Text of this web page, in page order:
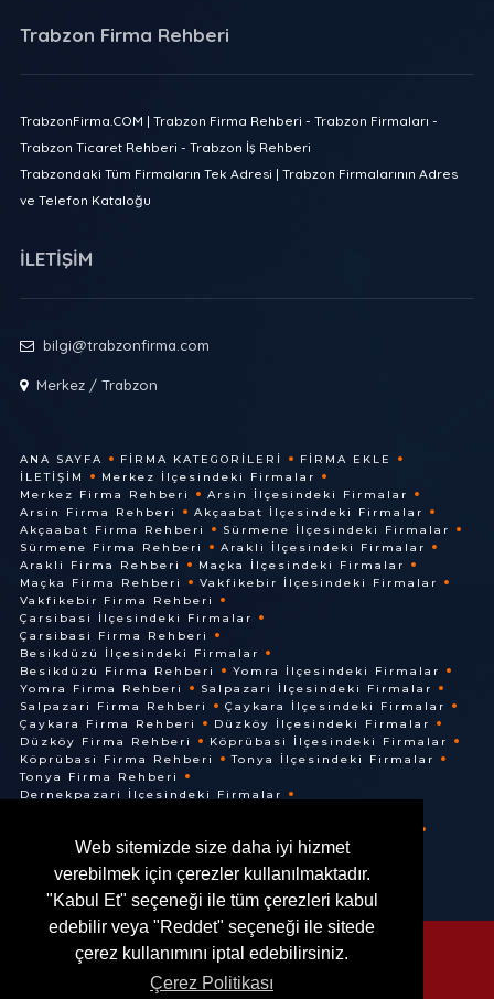
Web sitemizde size daha iyi hizmet
verebilmek için çerezler kullanılmaktadır.
"Kabul Et" seçeneği ile tüm çerezleri kabul
edebilir veya "Reddet" seçeneği ile sitede
çerez kullanımını iptal edebilirsiniz.
Çerez Politikası
Trabzon Firma Rehberi
TrabzonFirma.COM | Trabzon Firma Rehberi - Trabzon Firmaları -
Trabzon Ticaret Rehberi - Trabzon İş Rehberi
Trabzondaki Tüm Firmaların Tek Adresi | Trabzon Firmalarının Adres
ve Telefon Kataloğu
İLETİŞİM
bilgi@trabzonfirma.com
Merkez / Trabzon
ANA SAYFA FIRMA KATEGORILERI
FIRMA EKLE
İLETIŞIM
Merkez İlçesindeki Firmalar
Merkez Firma Rehberi
Arsin İlçesindeki Firmalar
Arsin Firma Rehberi
Akçaabat İlçesindeki Firmalar
Akçaabat Firma Rehberi
Sürmene İlçesindeki Firmalar
Sürmene Firma Rehberi
Arakli İlçesindeki Firmalar
Arakli Firma Rehberi
Maçka İlçesindeki Firmalar
Maçka Firma Rehberi
Vakfikebir İlçesindeki Firmalar
Vakfikebir Firma Rehberi
Çarsibasi İlçesindeki Firmalar
Çarsibasi Firma Rehberi
Besikdüzü İlçesindeki Firmalar
Besikdüzü Firma Rehberi
Yomra İlçesindeki Firmalar
Yomra Firma Rehberi
Salpazari İlçesindeki Firmalar
Salpazari Firma Rehberi
Çaykara İlçesindeki Firmalar
Çaykara Firma Rehberi
Düzköy İlçesindeki Firmalar
Düzköy Firma Rehberi
Köprübasi İlçesindeki Firmalar
Köprübasi Firma Rehberi
Tonya İlçesindeki Firmalar
Tonya Firma Rehberi
Dernekpazari İlçesindeki Firmalar
Of İlçesindeki Firmalar
Of Firma Rehberi